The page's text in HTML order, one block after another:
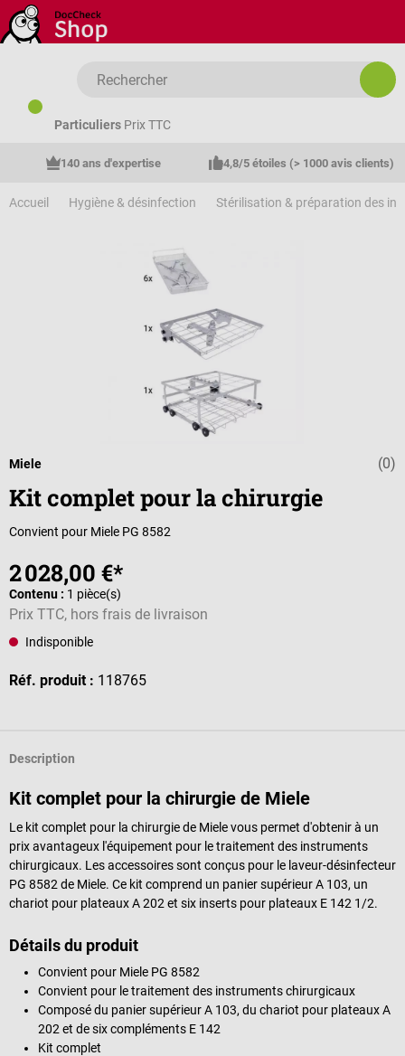
Passer au contenu principal
Particuliers Prix TTC
140 ans d'expertise 4,8/5 étoiles (> 1000 avis clients)
Accueil Hygiène & désinfection Stérilisation & préparation des
Note (0)
Miele
Kit complet pour la chirurgie
Convient pour Miele PG 8582
2 028,00 €*
Contenu : 1 pièce(s)
Prix TTC, hors frais de livraison
Indisponible
Réf. produit : 118765
Description
Kit complet pour la chirurgie de Miele
Le kit complet pour la chirurgie de Miele vous permet d'obtenir à un
prix avantageux l'équipement pour le traitement des instruments
chirurgicaux. Les accessoires sont conçus pour le laveur-désinfecteur
PG 8582 de Miele. Ce kit comprend un panier supérieur A 103, un
chariot pour plateaux A 202 et six inserts pour plateaux E 142 1/2.
Détails du produit
Convient pour Miele PG 8582
Convient pour le traitement des instruments chirurgicaux
Composé du panier supérieur A 103, du chariot pour plateaux A
202 et de six compléments E 142
Kit complet